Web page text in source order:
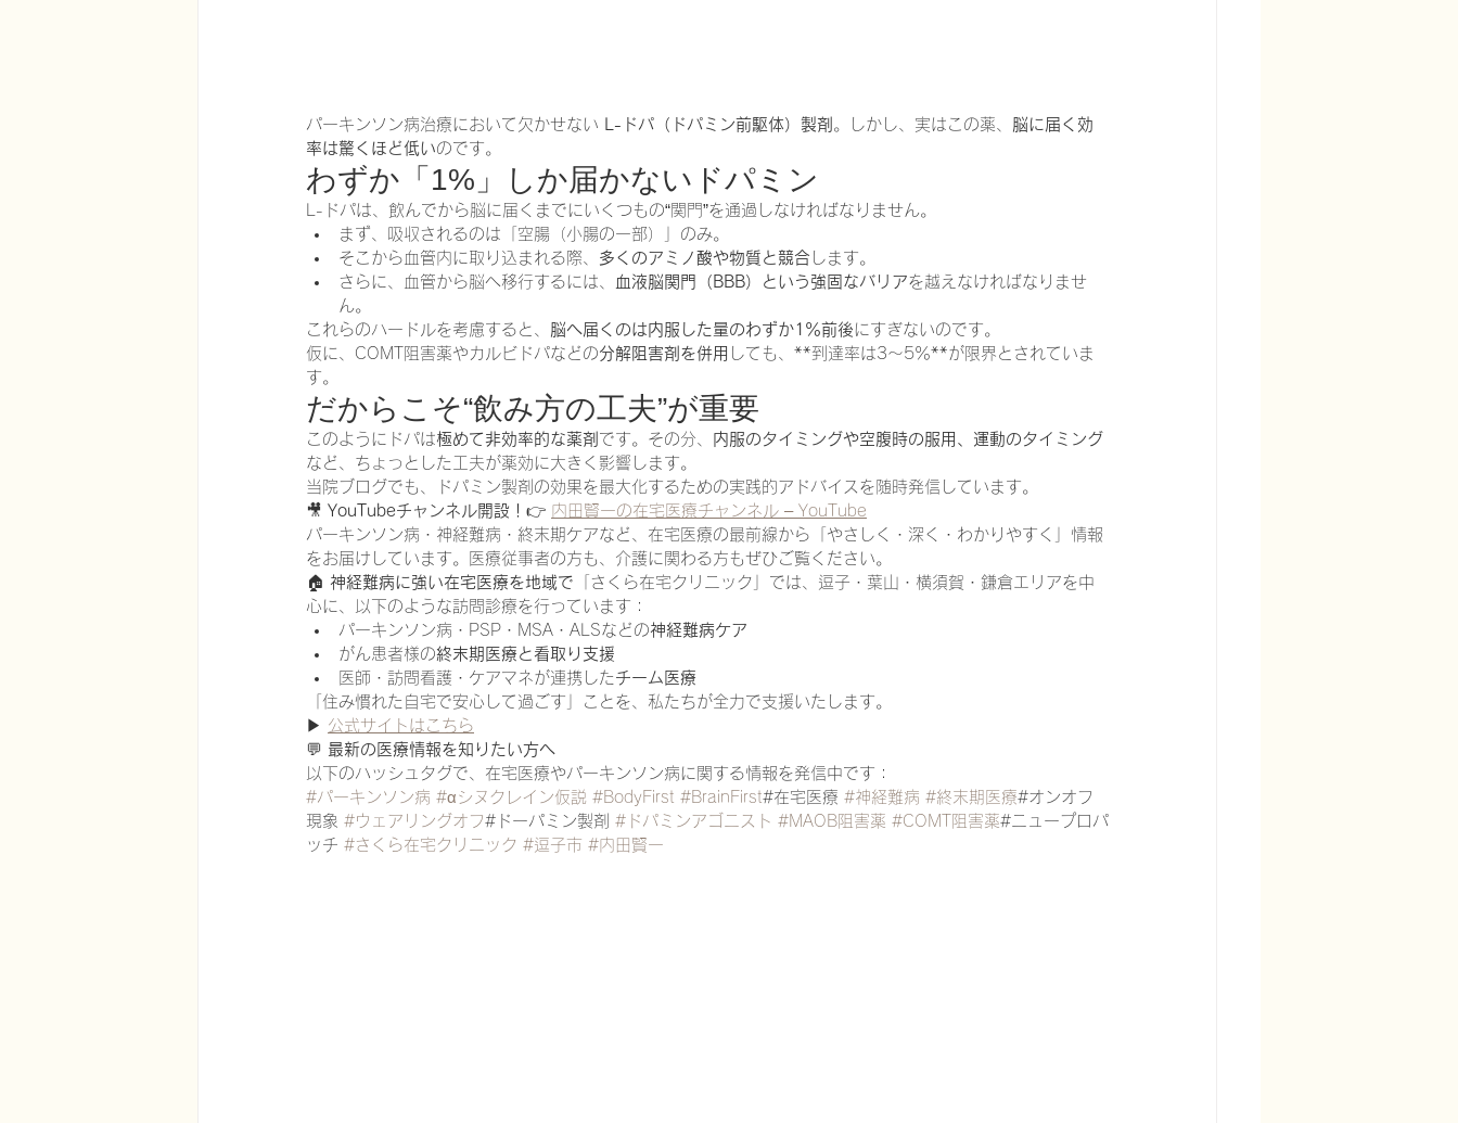
神経障害性疼痛疼痛を科学する 在宅医療における褥瘡管理を科学する
パーキンソン病治療において欠かせない L-ドパ（ドパミン前駆体）製剤 。しかし、実はこの薬、 脳に届く効
率は驚くほど低いのです。
わずか「1%」しか届かないドパミン
L-ドパは、飲んでから脳に届くまでにいくつもの“関門”を通過しなければなりません。
まず、吸収されるのは「空腸（小腸の一部）」のみ。
そこから血管内に取り込まれる際、 多くのアミノ酸や物質と競合 します。
さらに、血管から脳へ移行するには、
血液脳関門（BBB）という強固なバリアを越えなければなりませ
ん。
これらのハードルを考慮すると、 脳へ届くのは内服した量のわずか1％前後にすぎないのです。
仮に、COMT阻害薬やカルビドパなどの分解阻害剤を併用
しても、**到達率は3〜5％**が限界とされていま
す。
だからこそ“飲み方の工夫”が重要
このようにドパは極めて非効率的な薬剤 です。その分、
内服のタイミングや空腹時の服用、運動のタイミング
など、ちょっとした工夫が薬効に大きく影響します。
当院ブログでも、ドパミン製剤の効果を最大化するための実践的アドバイスを随時発信しています。
🎥 YouTubeチャンネル開設！ 👉 内田賢一の在宅医療チャンネル – YouTube
パーキンソン病・神経難病・終末期ケアなど、在宅医療の最前線から「やさしく・深く・わかりやすく」情報
をお届けしています。医療従事者の方も、介護に関わる方もぜひご覧ください。
🏠 神経難病に強い在宅医療を地域で 「さくら在宅クリニック」では、逗子・葉山・横須賀・鎌倉エリアを中
心に、以下のような訪問診療を行っています：
パーキンソン病・PSP・MSA・ALSなどの神経難病ケア
がん患者様の終末期医療と看取り支援
医師・訪問看護・ケアマネが連携した チーム医療
「住み慣れた自宅で安心して過ごす」ことを、私たちが全力で支援いたします。
▶︎ 公式サイトはこちら
💬 最新の医療情報を知りたい方へ
以下のハッシュタグで、在宅医療やパーキンソン病に関する情報を発信中です：
#パーキンソン病 #αシヌクレイン仮説 #BodyFirst #BrainFirst#在宅医療 #神経難病 #終末期医療#オンオフ
現象 #ウェアリングオフ#ドーパミン製剤 #ドパミンアゴニスト #MAOB阻害薬 #COMT阻害薬#ニュープロパ
ッチ #さくら在宅クリニック #逗子市 #内田賢一